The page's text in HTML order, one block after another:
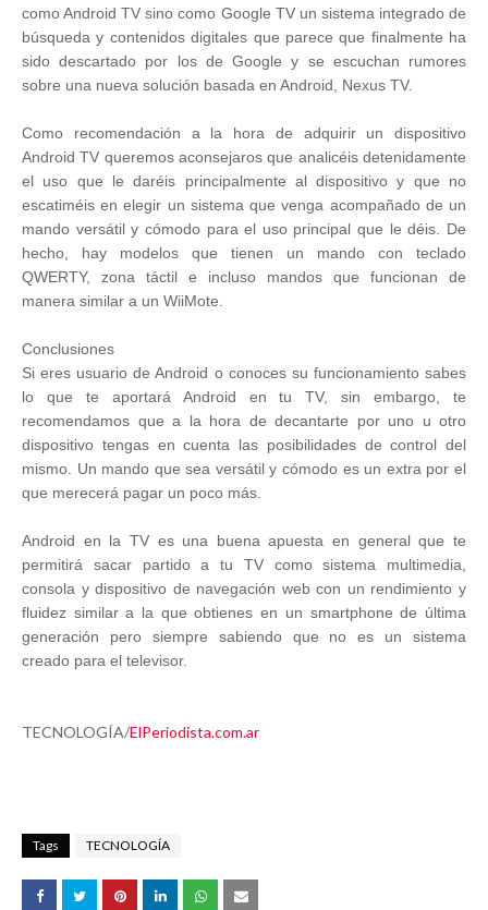
como Android TV sino como Google TV un sistema integrado de
búsqueda y contenidos digitales que parece que finalmente ha
sido descartado por los de Google y se escuchan rumores
sobre una nueva solución basada en Android, Nexus TV.
Como recomendación a la hora de adquirir un dispositivo
Android TV queremos aconsejaros que analicéis detenidamente
el uso que le daréis principalmente al dispositivo y que no
escatiméis en elegir un sistema que venga acompañado de un
mando versátil y cómodo para el uso principal que le déis. De
hecho, hay modelos que tienen un mando con teclado
QWERTY, zona táctil e incluso mandos que funcionan de
manera similar a un WiiMote.
Conclusiones
Si eres usuario de Android o conoces su funcionamiento sabes
lo que te aportará Android en tu TV, sin embargo, te
recomendamos que a la hora de decantarte por uno u otro
dispositivo tengas en cuenta las posibilidades de control del
mismo. Un mando que sea versátil y cómodo es un extra por el
que merecerá pagar un poco más.
Android en la TV es una buena apuesta en general que te
permitirá sacar partido a tu TV como sistema multimedia,
consola y dispositivo de navegación web con un rendimiento y
fluidez similar a la que obtienes en un smartphone de última
generación pero siempre sabiendo que no es un sistema
creado para el televisor.
TECNOLOGÍA/ElPeriodista.com.ar
Tags TECNOLOGÍA